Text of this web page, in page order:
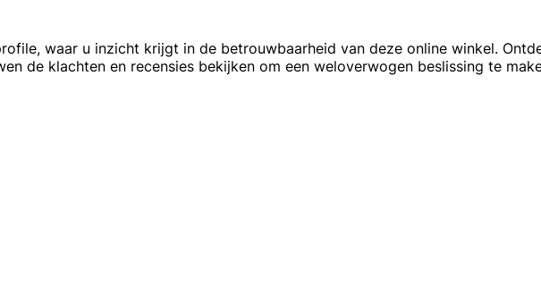
waar u inzicht krijgt in de betrouwbaarheid van deze online winkel.
de klachten en recensies bekijken om een weloverwogen beslissing te